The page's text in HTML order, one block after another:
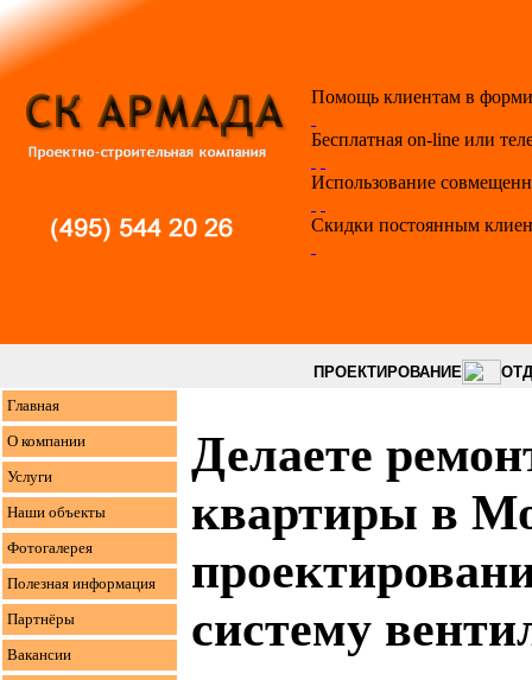
Помощь клиентам в
Бесплатная on-line или
Использование
Скидки постоянным
ПРОЕКТИРОВАНИЕ
Главная
О компании
Услуги
Наши объекты
Фотогалерея
Полезная информация
Партнёры
Вакансии
Делаете
квартиры в
систему